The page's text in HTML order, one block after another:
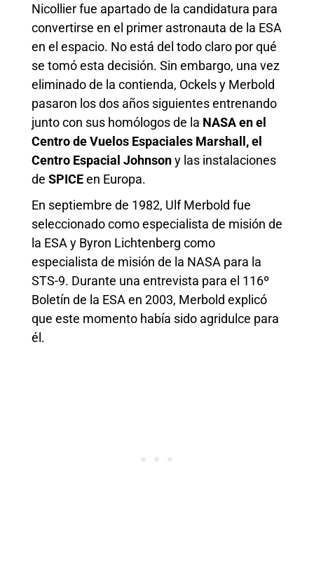
Nicollier fue apartado de la candidatura para
convertirse en el primer astronauta de la ESA
en el espacio. No está del todo claro por qué
se tomó esta decisión. Sin embargo, una vez
eliminado de la contienda, Ockels y Merbold
pasaron los dos años siguientes entrenando
junto con sus homólogos de la NASA en el
Centro de Vuelos Espaciales Marshall, el
Centro Espacial Johnsony las instalaciones
de SPICEen Europa.
En septiembre de 1982, Ulf Merbold fue
seleccionado como especialista de misión de
la ESA y Byron Lichtenberg como
especialista de misión de la NASA para la
STS-9. Durante una entrevista para el 116º
Boletín de la ESA en 2003, Merbold explicó
que este momento había sido agridulce para
él.